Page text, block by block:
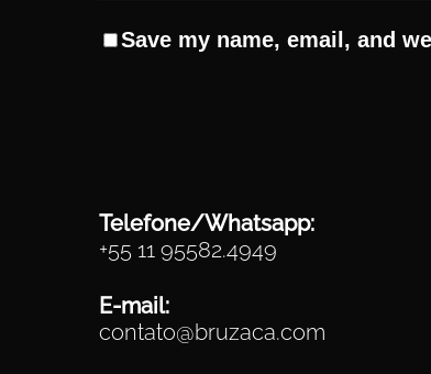
Save my name, email, and
Telefone/Whatsapp:
+55 11 95582.4949
E-mail:
contato@bruzaca.com